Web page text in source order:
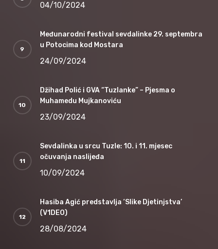
04/10/2024
Međunarodni festival sevdalinke 29. septembra
u Potocima kod Mostara
24/09/2024
Džihad Polić i GVA “Tuzlanke” – Pjesma o
Muhamedu Mujkanoviću
23/09/2024
Sevdalinka u srcu Tuzle: 10. i 11. mjesec
očuvanja naslijeđa
10/09/2024
Hasiba Agić predstavlja ‘Slike Djetinjstva’
(V1DEO)
28/08/2024